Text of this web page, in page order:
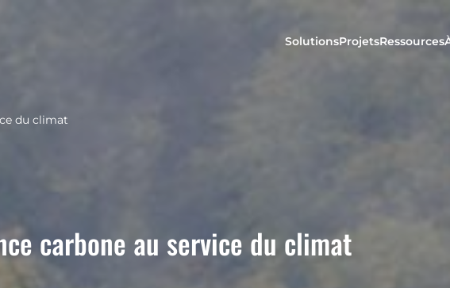
SolutionsProjetsRessources
du climat
carbone au service du climat